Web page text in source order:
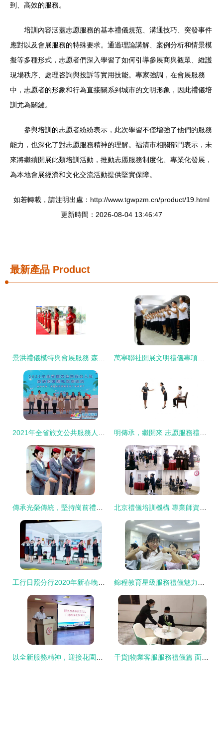
到、高效的服務。
培訓內容涵蓋志愿服務的基本禮儀規范、溝通技巧、突發事件
應對以及會展服務的特殊要求。通過理論講解、案例分析和情景模
擬等多種形式，志愿者們深入學習了如何引導參展商與觀眾、維護
現場秩序、處理咨詢與投訴等實用技能。專家強調，在會展服務
中，志愿者的形象和行為直接關系到城市的文明形象，因此禮儀培
訓尤為關鍵。
參與培訓的志愿者紛紛表示，此次學習不僅增強了他們的服務
能力，也深化了對志愿服務精神的理解。福清市相關部門表示，未
來將繼續開展此類培訓活動，推動志愿服務制度化、專業化發展，
為本地會展經濟和文化交流活動提供堅實保障。
如若轉載，請注明出處：http://www.tgwpzm.cn/product/19.html
更新時間：2026-08-04 13:46:47
最新產品 Product